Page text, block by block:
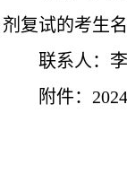
剂复试的考生
联系人：
附件： 2024